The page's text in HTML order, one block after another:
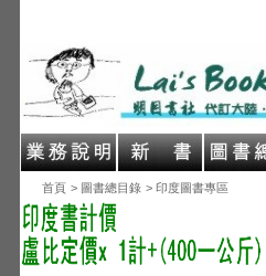
首頁 > 圖書總目錄 > 印度圖書專區